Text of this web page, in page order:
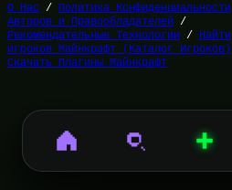
О Нас / Политика Конфиденциальности
Авторов и Правообладателей /
Рекомендательные Технологии / Найти
игроков Майнкрафт (Каталог Игроков)
Скачать Плагины Майнкрафт